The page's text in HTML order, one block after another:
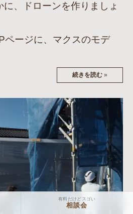
、ドローンを作りましょ
ページに、マクスのモデ
続きを読む »
有料だけどスゴい
相談会